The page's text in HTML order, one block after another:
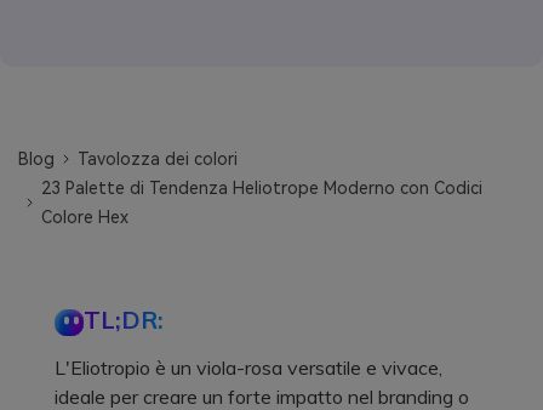
Blog
Tavolozza dei colori
23 Palette di Tendenza Heliotrope Moderno con Codici
Colore Hex
TL;DR:
L'Eliotropio è un viola-rosa versatile e vivace,
ideale per creare un forte impatto nel branding o